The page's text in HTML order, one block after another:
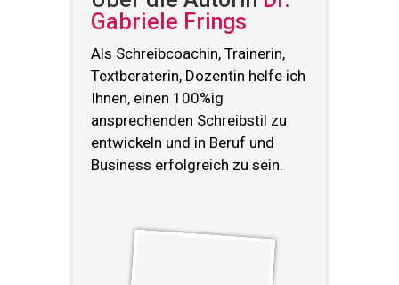
Gabriele Frings
Als Schreibcoachin, Trainerin,
Textberaterin, Dozentin helfe ich
Ihnen, einen 100%ig
ansprechenden Schreibstil zu
entwickeln und in Beruf und
Business erfolgreich zu sein.